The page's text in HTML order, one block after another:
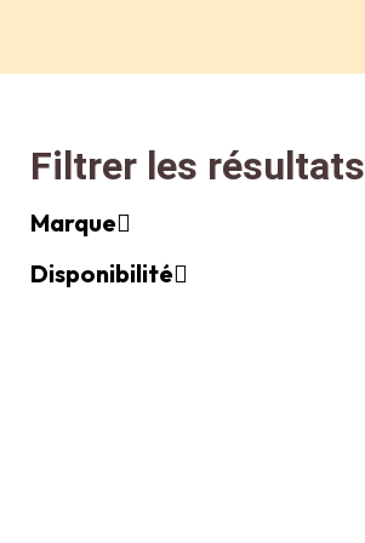
Filtrer les résultats
Marque
Disponibilité